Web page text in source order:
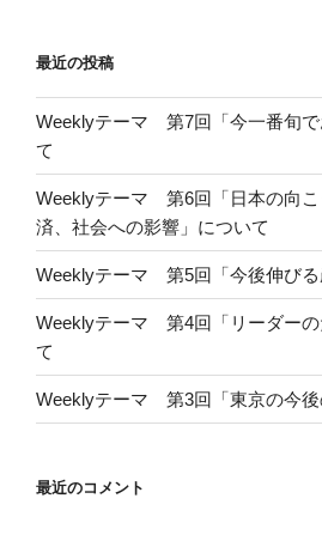
最近の投稿
Weeklyテーマ 第7回「今一番旬で
て
Weeklyテーマ 第6回「日本の向こ
済、社会への影響」について
Weeklyテーマ 第5回「今後伸びる
Weeklyテーマ 第4回「リーダーの
て
Weeklyテーマ 第3回「東京の今後
最近のコメント